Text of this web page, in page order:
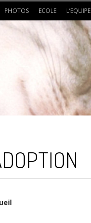
PHOTOS ECOLE L’EQUIPE